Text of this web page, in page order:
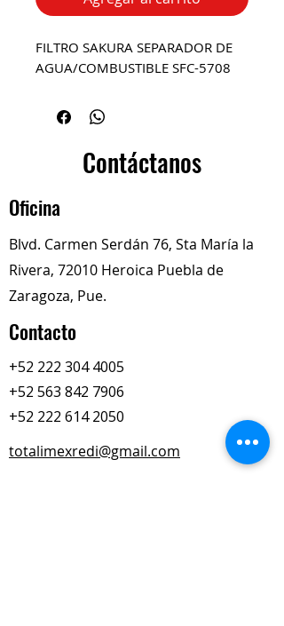
FILTRO SAKURA SEPARADOR DE
AGUA/COMBUSTIBLE SFC-5708
Contáctanos
Oficina
Blvd. Carmen Serdán 76, Sta María la
Rivera, 72010 Heroica Puebla de
Zaragoza, Pue.
Contacto
+52 222 304 4005
+52 563 842 7906
+52 222 614 2050
totalimexredi@gmail.com